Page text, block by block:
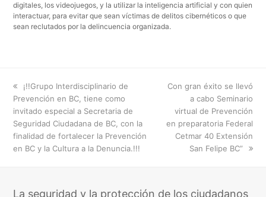
digitales, los videojuegos, y la utilizar la inteligencia artificial y con quien
interactuar, para evitar que sean víctimas de delitos cibernéticos o que
sean reclutados por la delincuencia organizada.
previous
post:
¡!!Grupo Interdisciplinario de
Prevención en BC, tiene como
invitado especial a Secretaria de
Seguridad Ciudadana de BC, con la
finalidad de fortalecer la Prevención
en BC y la Cultura a la Denuncia.!!!
next
Con gran éxito se llevó
a cabo Seminario
virtual de Prevención
en preparatoria Federal
Cetmar 40 Extensión
San Felipe BC”
La seguridad y la protección de los ciudadanos